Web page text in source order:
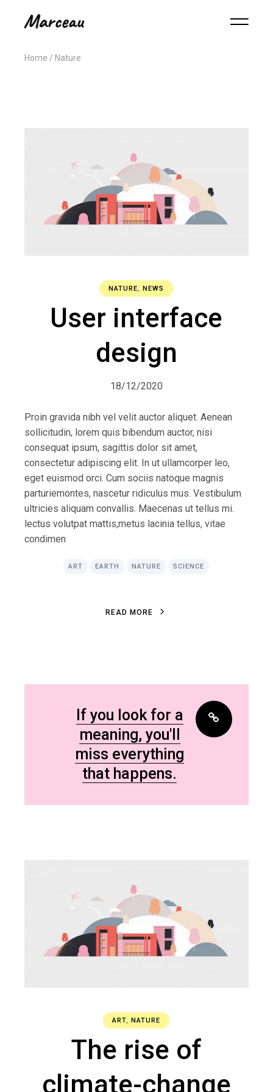
Home Nature
NATURE, NEWS
User interface
design
18/12/2020
Proin gravida nibh vel velit auctor aliquet. Aenean
sollicitudin, lorem quis bibendum auctor, nisi
consequat ipsum, sagittis dolor sit amet,
consectetur adipiscing elit. In ut ullamcorper leo,
eget euismod orci. Cum sociis natoque magnis
parturiemontes, nascetur ridiculus mus. Vestibulum
ultricies aliquam convallis. Maecenas ut tellus mi.
lectus volutpat mattis,metus lacinia tellus, vitae
condimen
ART EARTH NATURE SCIENCE
R EA D M O R E
If you look for a
meaning, you'll
miss everything
that happens.
ART,NATURE
The rise of
climate-change